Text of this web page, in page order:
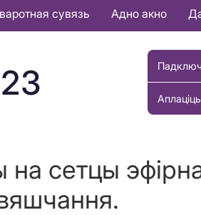
сувязь Адно акно
Аплаціць
сетцы